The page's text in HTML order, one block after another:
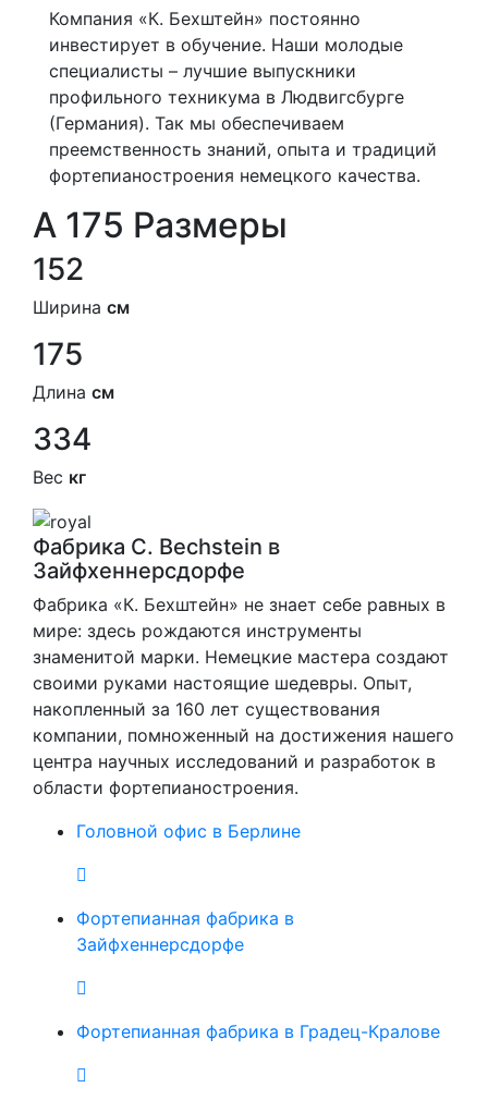
Компания «К. Бехштейн» постоянно
инвестирует в обучение. Наши молодые
специалисты – лучшие выпускники
профильного техникума в Людвигсбурге
(Германия). Так мы обеспечиваем
преемственность знаний, опыта и традиций
фортепианостроения немецкого качества.
A 175 Размеры
152
Ширина см
175
Длина см
334
Вес кг
Фабрика C. Bechstein в
Зайфхеннерсдорфе
Фабрика «К. Бехштейн» не знает себе равных в
мире: здесь рождаются инструменты
знаменитой марки. Немецкие мастера создают
своими руками настоящие шедевры. Опыт,
накопленный за 160 лет существования
компании, помноженный на достижения нашего
центра научных исследований и разработок в
области фортепианостроения.
Головной офис в Берлине
Фортепианная фабрика в
Зайфхеннерсдорфе
Фортепианная фабрика в Градец-Кралове